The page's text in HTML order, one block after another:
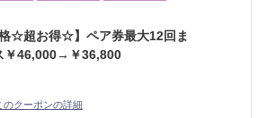
格☆超お得☆】ペア券最大12回ま
￥46,000→￥36,800
のクーポンの詳細